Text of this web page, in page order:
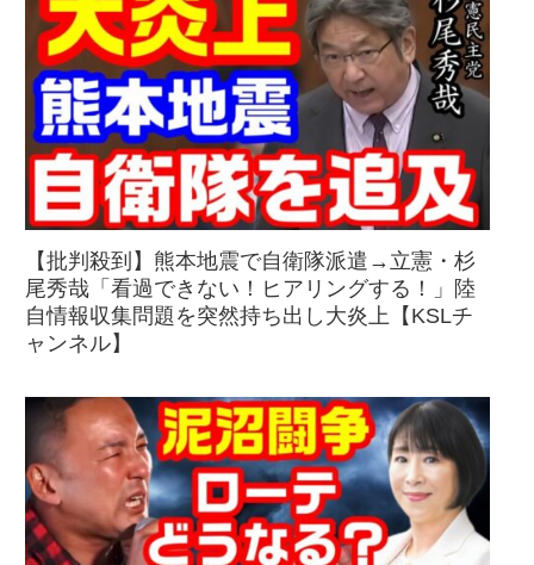
【批判殺到】熊本地震で自衛隊派遣→立憲・杉
尾秀哉「看過できない！ヒアリングする！」陸
自情報収集問題を突然持ち出し大炎上【KSLチ
ャンネル】